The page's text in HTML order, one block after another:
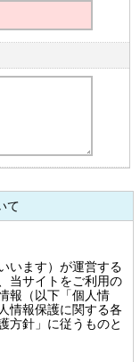
て
います）が運営する
当サイトをご利用の
報（以下「個人情
情報保護に関する各
方針」に従うものと